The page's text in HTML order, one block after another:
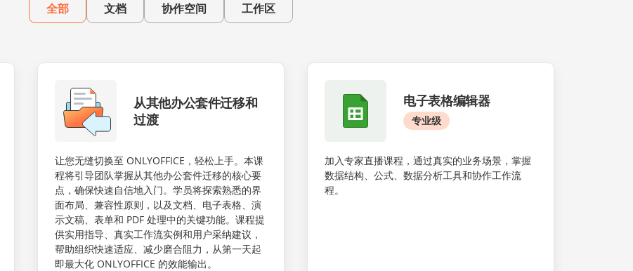
全部 文档 协作空间 工作区
从其他办公套件迁移和
过渡
让您无缝切换至 ONLYOFFICE，轻松上手。本课
程将引导团队掌握从其他办公套件迁移的核心要
点，确保快速自信地入门。学员将探索熟悉的界
面布局、兼容性原则，以及文档、电子表格、演
示文稿、表单和 PDF 处理中的关键功能。课程提
供实用指导、真实工作流实例和用户采纳建议，
帮助组织快速适应、减少磨合阻力，从第一天起
即最大化 ONLYOFFICE 的效能输出。
电子表格编辑器
专业级
加入专家直播课程，通过真实的业务场景，掌握
数据结构、公式、数据分析工具和协作工作流
程。